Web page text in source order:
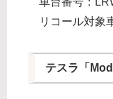
リコール対象
テスラ「